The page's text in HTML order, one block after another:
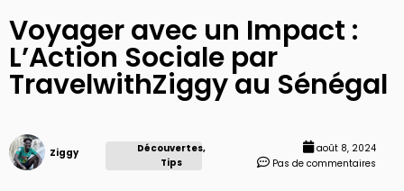
Voyager avec un Impact :
L’Action Sociale par
TravelwithZiggy au Sénégal
Ziggy Découvertes,
Tips
août 8, 2024
Pas de commentaires